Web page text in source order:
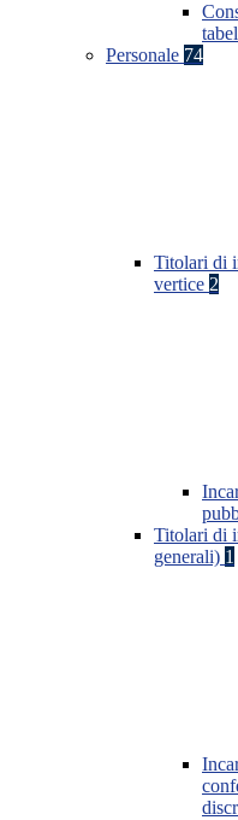
Personale 74
Titolari di
vertice 2
Titolari di
generali) 1